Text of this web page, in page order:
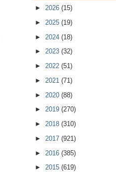
► 2026 (15)
► 2025 (19)
► 2024 (18)
► 2023 (32)
► 2022 (51)
► 2021 (71)
► 2020 (88)
► 2019 (270)
► 2018 (310)
► 2017 (921)
► 2016 (385)
► 2015 (619)